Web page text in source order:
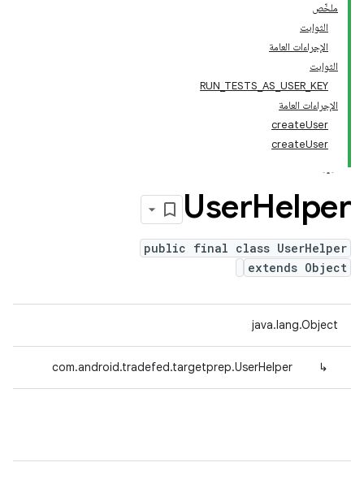
ملخّص
الثوابت
الإجراءات العامة
الثوابت
RUN_TESTS_AS_USER_KEY
الإجراءات العامة
createUser
createUser
UserHelper
public final class UserHelper
extends Object
java.lang.Object
↳
com.android.tradefed.targetprep.UserHelper